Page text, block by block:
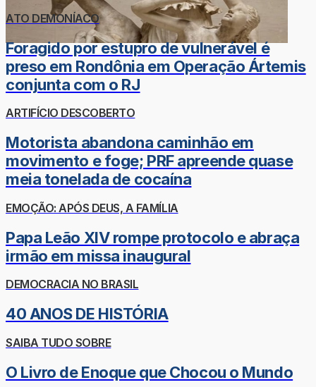
ATO DEMONÍACO
Foragido por estupro de vulnerável é
preso em Rondônia em Operação Ártemis
conjunta com o RJ
ARTIFÍCIO DESCOBERTO
Motorista abandona caminhão em
movimento e foge; PRF apreende quase
meia tonelada de cocaína
EMOÇÃO: APÓS DEUS, A FAMÍLIA
Papa Leão XIV rompe protocolo e abraça
irmão em missa inaugural
DEMOCRACIA NO BRASIL
40 ANOS DE HISTÓRIA
SAIBA TUDO SOBRE
O Livro de Enoque que Chocou o Mundo